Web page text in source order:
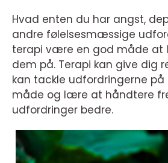
Hvad enten du har angst,
andre følelsesmæssige
terapi være en god måde
dem på. Terapi kan give dig
kan tackle udfordringerne på
måde og lære at håndtere
udfordringer bedre.